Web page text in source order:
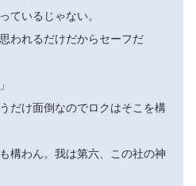
ているじゃない。
われるだけだからセーフだ
だけ面倒なのでロクはそこを構
構わん。我は第六、この社の神